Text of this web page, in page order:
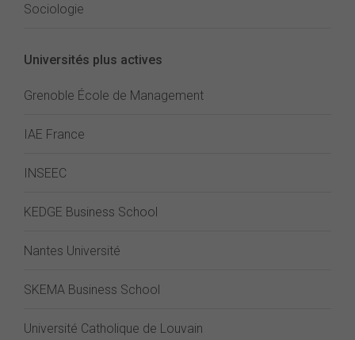
Sociologie
Universités plus actives
Grenoble École de Management
IAE France
INSEEC
KEDGE Business School
Nantes Université
SKEMA Business School
Université Catholique de Louvain